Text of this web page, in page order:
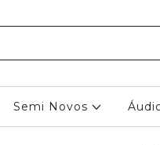
Semi Novos